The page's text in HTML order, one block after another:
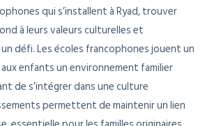
qui s’installent à Ryad, trouver
à leurs valeurs culturelles et
défi. Les écoles francophones jouent un
enfants un environnement familier
de s’intégrer dans une culture
permettent de maintenir un lien